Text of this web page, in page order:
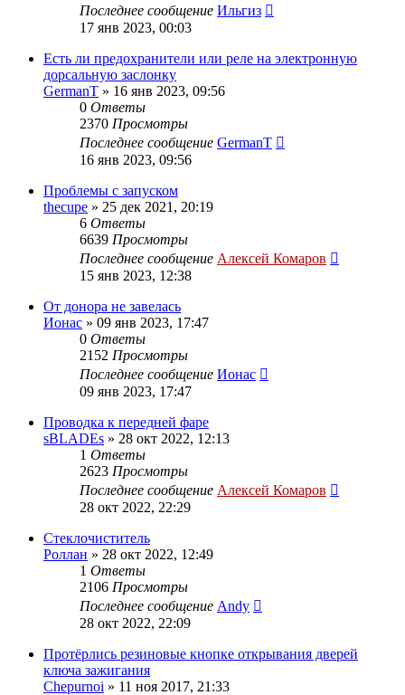
Последнее сообщение Ильгиз
17 янв 2023, 00:03
Есть ли предохранители или реле на электронную
дорсальную заслонку
GermanT » 16 янв 2023, 09:56
0 Ответы
2370 Просмотры
Последнее сообщение GermanT
16 янв 2023, 09:56
Проблемы с запуском
thecupe » 25 дек 2021, 20:19
6 Ответы
6639 Просмотры
Последнее сообщение Алексей Комаров
15 янв 2023, 12:38
От донора не завелась
Ионас » 09 янв 2023, 17:47
0 Ответы
2152 Просмотры
Последнее сообщение Ионас
09 янв 2023, 17:47
Проводка к передней фаре
sBLADEs » 28 окт 2022, 12:13
1 Ответы
2623 Просмотры
Последнее сообщение Алексей Комаров
28 окт 2022, 22:29
Стеклочиститель
Роллан » 28 окт 2022, 12:49
1 Ответы
2106 Просмотры
Последнее сообщение Andy
28 окт 2022, 22:09
Протёрлись резиновые кнопке открывания дверей
ключа зажигания
Chepurnoi » 11 ноя 2017, 21:33